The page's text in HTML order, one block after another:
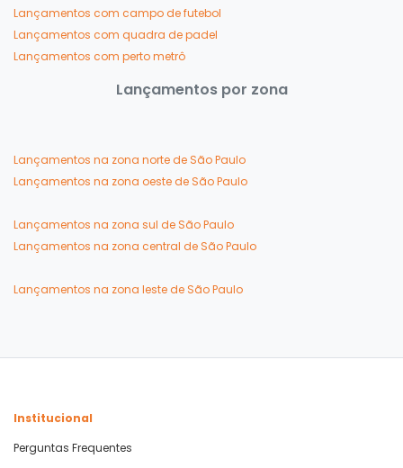
Lançamentos com campo de futebol
Lançamentos com quadra de padel
Lançamentos com perto metrô
Lançamentos por zona
Lançamentos na zona norte de São Paulo
Lançamentos na zona oeste de São Paulo
Lançamentos na zona sul de São Paulo
Lançamentos na zona central de São Paulo
Lançamentos na zona leste de São Paulo
Institucional
Perguntas Frequentes